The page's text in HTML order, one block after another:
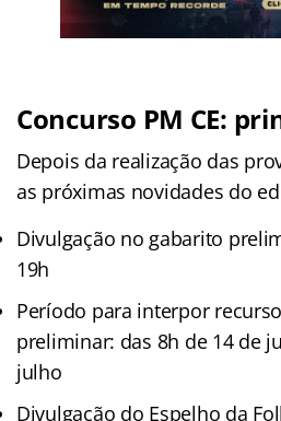
Concurso PM CE:
Depois da realização das
as próximas novidades do
Divulgação no gabarito
19h
Período para interpor
preliminar: das 8h de 14 de
julho
Divulgação do Espelho da